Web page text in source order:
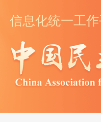
信息化统一工作